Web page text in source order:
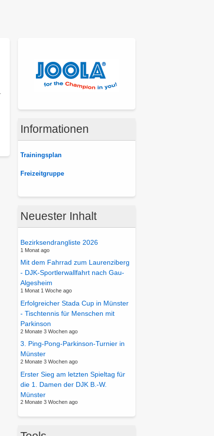
Informationen
Trainingsplan
Freizeitgruppe
Neuester Inhalt
Bezirksendrangliste 2026
1 Monat ago
Mit dem Fahrrad zum Laurenziberg
- DJK-Sportlerwallfahrt nach Gau-
Algesheim
1 Monat 1 Woche ago
Erfolgreicher Stada Cup in Münster
- Tischtennis für Menschen mit
Parkinson
2 Monate 3 Wochen ago
3. Ping-Pong-Parkinson-Turnier in
Münster
2 Monate 3 Wochen ago
Erster Sieg am letzten Spieltag für
die 1. Damen der DJK B.-W.
Münster
2 Monate 3 Wochen ago